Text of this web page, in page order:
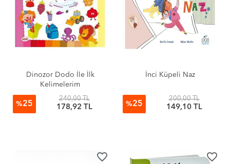
Dinozor Dodo İle İlk
Kelimelerim
%25
240,00 TL
178,92 TL
İnci Küpeli Naz
%25
200,00 TL
149,10 TL
favorite_border favorite_border